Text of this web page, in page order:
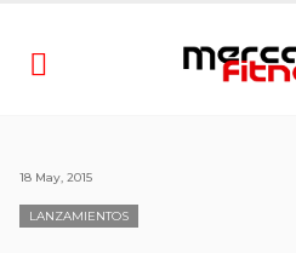
18 May, 2015
LANZAMIENTOS